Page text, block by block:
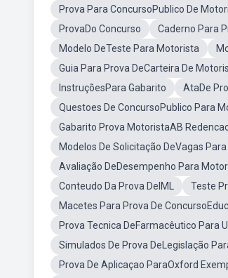
Prova Para ConcursoPublico De
ProvaDo Concurso
Caderno Para
Modelo DeTeste Para Motorista
Guia Para Prova DeCarteira De
InstruçõesPara Gabarito
AtaDe
Questoes De ConcursoPublico Para
Gabarito Prova MotoristaAB
Modelos De Solicitação DeVagas
Avaliação DeDesempenho Para
Conteudo Da Prova DeIML
Teste
Macetes Para Prova De
Prova Tecnica DeFarmacêutico Para
Simulados De Prova DeLegislação
Prova De Aplicaçao ParaOxford